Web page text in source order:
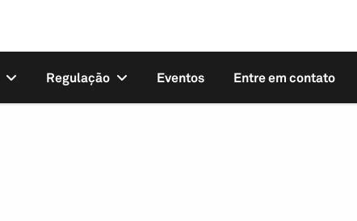
Regulação Eventos Entre em contato